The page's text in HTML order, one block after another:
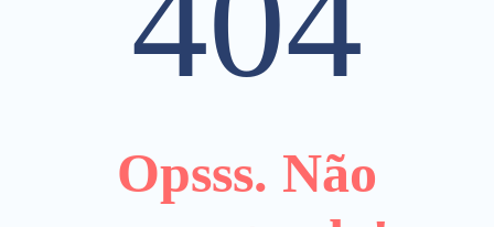
Opsss. Não